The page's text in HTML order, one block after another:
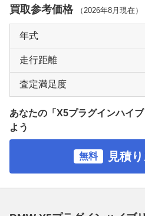
買取参考価格 （ 2026年8月 現在）
年式
走行距離
査定満足度
あなたの「X5プラグインハイ
よう
無料 見積